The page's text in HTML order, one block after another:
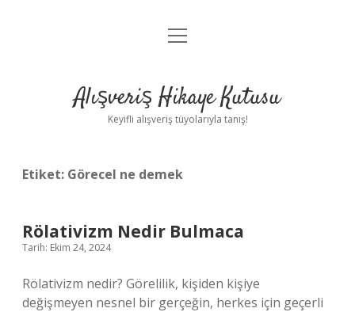
Anasayfa
Yasal Uyarı
menüyü
Alışveriş Hikaye Kutusu
Keyifli alışveriş tüyolarıyla tanış!
Etiket: Görecel ne demek
Rölativizm Nedir Bulmaca
Tarih: Ekim 24, 2024
Rölativizm nedir? Görelilik, kişiden kişiye
değişmeyen nesnel bir gerçeğin, herkes için geçerli